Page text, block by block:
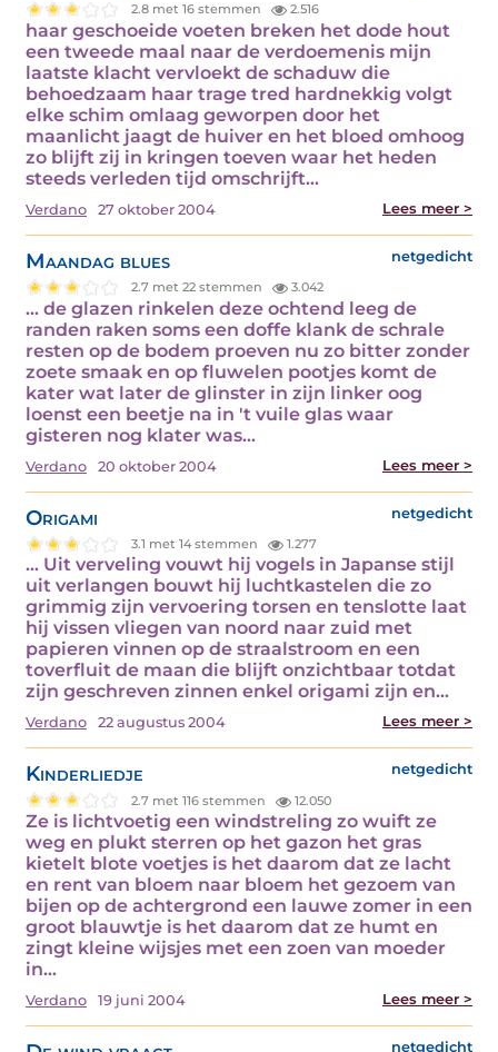
2.8 met 16 stemmen 2.516
haar geschoeide voeten breken het dode hout
een tweede maal naar de verdoemenis mijn
laatste klacht vervloekt de schaduw die
behoedzaam haar trage tred hardnekkig volgt
elke schim omlaag geworpen door het
maanlicht jaagt de huiver en het bloed omhoog
zo blijft zij in kringen toeven waar het heden
steeds verleden tijd omschrijft…
Verdano 27 oktober 2004 Lees meer >
Maandag blues netgedicht
2.7 met 22 stemmen 3.042
... de glazen rinkelen deze ochtend leeg de
randen raken soms een doffe klank de schrale
resten op de bodem proeven nu zo bitter zonder
zoete smaak en op fluwelen pootjes komt de
kater wat later de glinster in zijn linker oog
loenst een beetje na in 't vuile glas waar
gisteren nog klater was…
Verdano 20 oktober 2004 Lees meer >
Origami netgedicht
3.1 met 14 stemmen 1.277
... Uit verveling vouwt hij vogels in Japanse stijl
uit verlangen bouwt hij luchtkastelen die zo
grimmig zijn vervoering torsen en tenslotte laat
hij vissen vliegen van noord naar zuid met
papieren vinnen op de straalstroom en een
toverfluit de maan die blijft onzichtbaar totdat
zijn geschreven zinnen enkel origami zijn en…
Verdano 22 augustus 2004 Lees meer >
Kinderliedje netgedicht
2.7 met 116 stemmen 12.050
Ze is lichtvoetig een windstreling zo wuift ze
weg en plukt sterren op het gazon het gras
kietelt blote voetjes is het daarom dat ze lacht
en rent van bloem naar bloem het gezoem van
bijen op de achtergrond een lauwe zomer in een
groot blauwtje is het daarom dat ze humt en
zingt kleine wijsjes met een zoen van moeder
in…
Verdano 19 juni 2004 Lees meer >
netgedicht